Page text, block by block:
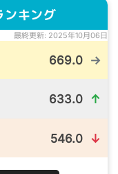
ンキング
最終更新: 2025年10月06日
669.0 →
633.0 ↑
546.0 ↓